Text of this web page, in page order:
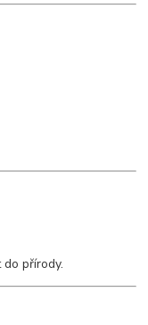
přírody.